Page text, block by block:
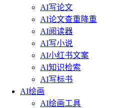
AI写论文
AI论文查重降重
AI阅读器
AI写小说
AI小红书文案
AI知识检索
AI写标书
AI绘画
AI绘画工具